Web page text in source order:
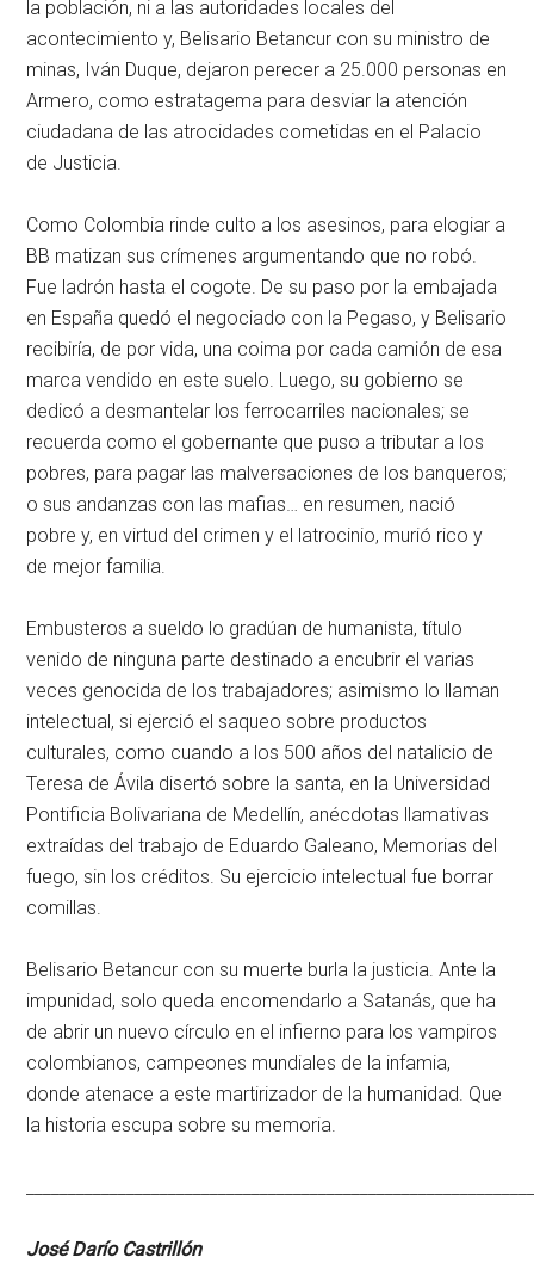
la población, ni a las autoridades locales del
acontecimiento y, Belisario Betancur con su ministro de
minas, Iván Duque, dejaron perecer a 25.000 personas en
Armero, como estratagema para desviar la atención
ciudadana de las atrocidades cometidas en el Palacio
de Justicia.
Como Colombia rinde culto a los asesinos, para elogiar a
BB matizan sus crímenes argumentando que no robó.
Fue ladrón hasta el cogote. De su paso por la embajada
en España quedó el negociado con la Pegaso, y Belisario
recibiría, de por vida, una coima por cada camión de esa
marca vendido en este suelo. Luego, su gobierno se
dedicó a desmantelar los ferrocarriles nacionales; se
recuerda como el gobernante que puso a tributar a los
pobres, para pagar las malversaciones de los banqueros;
o sus andanzas con las mafias… en resumen, nació
pobre y, en virtud del crimen y el latrocinio, murió rico y
de mejor familia.
Embusteros a sueldo lo gradúan de humanista, título
venido de ninguna parte destinado a encubrir el varias
veces genocida de los trabajadores; asimismo lo llaman
intelectual, si ejerció el saqueo sobre productos
culturales, como cuando a los 500 años del natalicio de
Teresa de Ávila disertó sobre la santa, en la Universidad
Pontificia Bolivariana de Medellín, anécdotas llamativas
extraídas del trabajo de Eduardo Galeano, Memorias del
fuego, sin los créditos. Su ejercicio intelectual fue borrar
comillas.
Belisario Betancur con su muerte burla la justicia. Ante la
impunidad, solo queda encomendarlo a Satanás, que ha
de abrir un nuevo círculo en el infierno para los vampiros
colombianos, campeones mundiales de la infamia,
donde atenace a este martirizador de la humanidad. Que
la historia escupa sobre su memoria.
José Darío Castrillón